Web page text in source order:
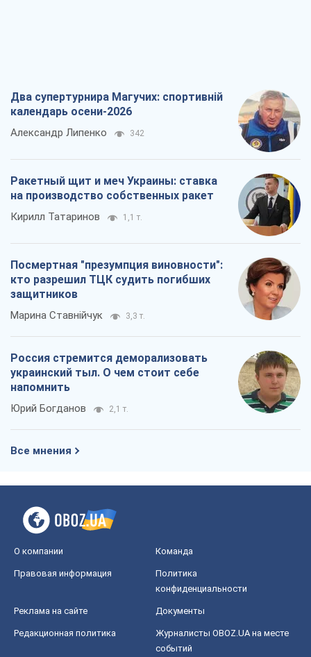
Два супертурнира Магучих: спортивній
календарь осени-2026
Александр Липенко 342
Ракетный щит и меч Украины: ставка
на производство собственных ракет
Кирилл Татаринов 1,1 т.
Посмертная "презумпция виновности":
кто разрешил ТЦК судить погибших
защитников
Марина Ставнійчук 3,3 т.
Россия стремится деморализовать
украинский тыл. О чем стоит себе
напомнить
Юрий Богданов 2,1 т.
Все мнения
О компании Команда
Правовая информация
Политика
конфиденциальности
Реклама на сайте Документы
Редакционная политика
Журналисты OBOZ.UA на месте
событий